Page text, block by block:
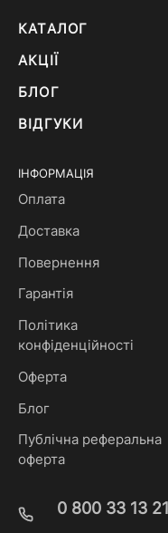
КАТАЛОГ
АКЦІЇ
БЛОГ
ВІДГУКИ
ІНФОРМАЦІЯ
Оплата
Доставка
Повернення
Гарантія
Політика
конфіденційності
Оферта
Блог
Публічна реферальна
оферта
0 800 33 13 21